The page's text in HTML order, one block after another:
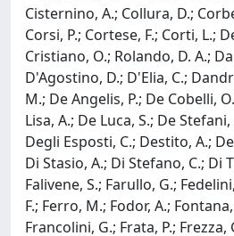
Cisternino, A.; Collura, D.;
Corsi, P.; Cortese, F.; Corti, L.;
Cristiano, O.; Rolando, D. A.;
D'Agostino, D.; D'Elia, C.;
M.; De Angelis, P.; De Cobelli,
Lisa, A.; De Luca, S.; De
Degli Esposti, C.; Destito, A.;
Di Stasio, A.; Di Stefano, C.; Di
Falivene, S.; Farullo, G.;
F.; Ferro, M.; Fodor, A.;
Francolini, G.; Frata, P.; Frezza,